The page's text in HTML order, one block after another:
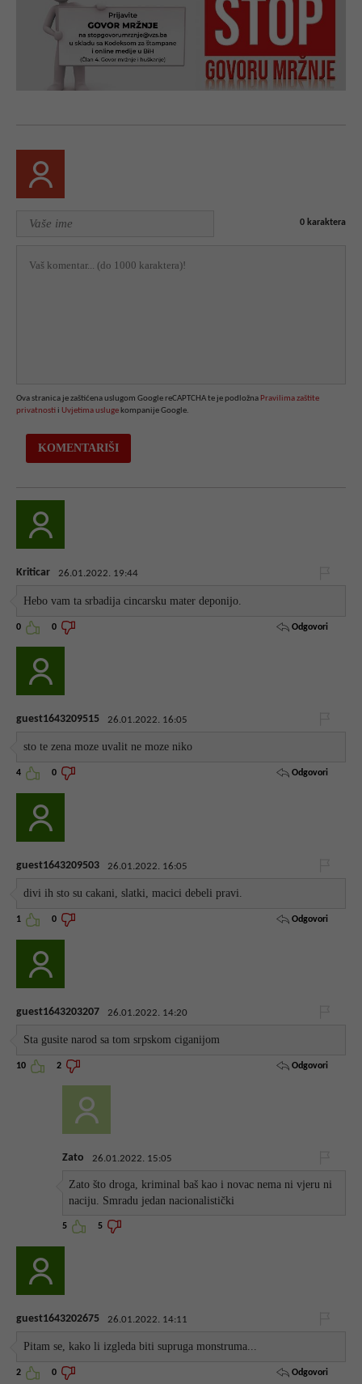
0 karaktera
Ova stranica je zaštićena uslugom Google reCAPTCHA te je podložna Pravilima zaštite
privatnosti i Uvjetima uslugekompanije Google.
Kriticar 26.01.2022. 19:44
Hebo vam ta srbadija cincarsku mater deponijo.
0 0 Odgovori
guest1643209515 26.01.2022. 16:05
sto te zena moze uvalit ne moze niko
4 0 Odgovori
guest1643209503 26.01.2022. 16:05
divi ih sto su cakani, slatki, macici debeli pravi.
1 0 Odgovori
guest1643203207 26.01.2022. 14:20
Sta gusite narod sa tom srpskom ciganijom
10 2 Odgovori
Zato 26.01.2022. 15:05
Zato što droga, kriminal baš kao i novac nema ni vjeru ni
naciju. Smradu jedan nacionalistički
5 5
guest1643202675 26.01.2022. 14:11
Pitam se, kako li izgleda biti supruga monstruma...
2 0 Odgovori